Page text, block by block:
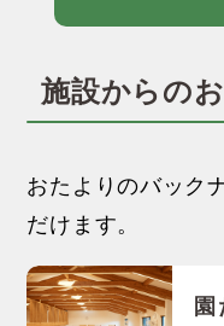
施設からの
おたよりのバック
だけます。
園